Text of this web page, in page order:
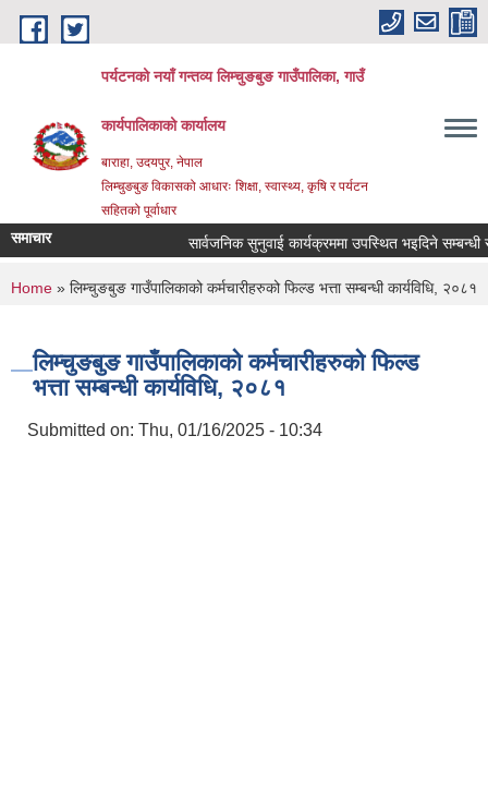
Skip to main content
पर्यटनको नयाँ गन्तव्य लिम्चुङबुङ गाउँपालिका, गाउँ
कार्यपालिकाको कार्यालय
बाराहा, उदयपुर, नेपाल
लिम्चुङबुङ विकासको आधारः शिक्षा, स्वास्थ्य, कृषि र पर्यटन
सहितको पूर्वाधार
समाचार सार्वजनिक सुनुवाई कार्यक्रममा उपस्थित भइदिने सम्बन्धी
You are here
Home » लिम्चुङबुङ गाउँपालिकाको कर्मचारीहरुको फिल्ड भत्ता सम्बन्धी कार्यविधि, २०८१
लिम्चुङबुङ गाउँपालिकाको कर्मचारीहरुको फिल्ड
भत्ता सम्बन्धी कार्यविधि, २०८१
Submitted on: Thu, 01/16/2025 - 10:34